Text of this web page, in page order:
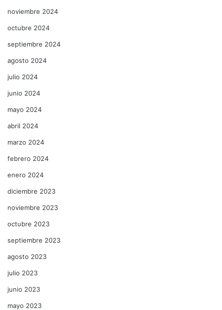
noviembre 2024
octubre 2024
septiembre 2024
agosto 2024
julio 2024
junio 2024
mayo 2024
abril 2024
marzo 2024
febrero 2024
enero 2024
diciembre 2023
noviembre 2023
octubre 2023
septiembre 2023
agosto 2023
julio 2023
junio 2023
mayo 2023